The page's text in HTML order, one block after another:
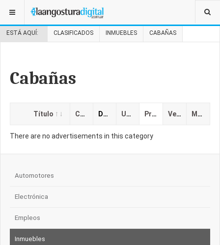
ESTÁ AQUÍ: CLASIFICADOS INMUEBLES CABAÑAS
Cabañas
Título Categoría Descripción Ubicación Precio Vencimiento Mostrado
There are no advertisements in this category
Automotores
Electrónica
Empleos
Inmuebles